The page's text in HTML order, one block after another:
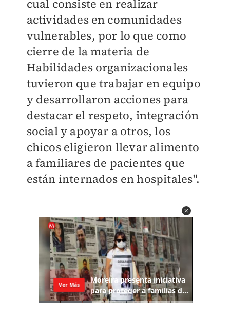
cual consiste en realizar
actividades en comunidades
vulnerables, por lo que como
cierre de la materia de
Habilidades organizacionales
tuvieron que trabajar en equipo
y desarrollaron acciones para
destacar el respeto, integración
social y apoyar a otros, los
chicos eligieron llevar alimento
a familiares de pacientes que
están internados en hospitales".